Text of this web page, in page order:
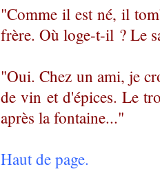
"Comme il est né, il
frère. Où loge-t-il ? Le
"Oui. Chez un ami, je
de vin et d'épices. Le
après la fontaine..."
Haut de page.